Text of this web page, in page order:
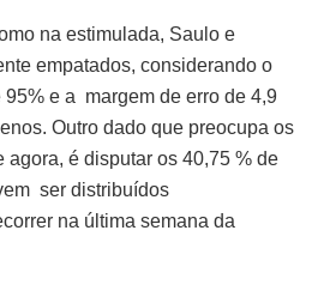
na estimulada, Saulo e
empatados, considerando o
e a margem de erro de 4,9
Outro dado que preocupa os
agora, é disputar os 40,75 % de
ser distribuídos
na última semana da